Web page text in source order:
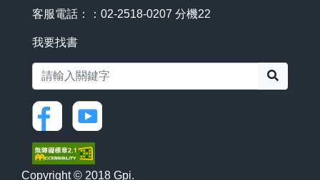
客服電話：：02-2518-0207 分機22
我要找書
Copyright © 2018 Gpi.